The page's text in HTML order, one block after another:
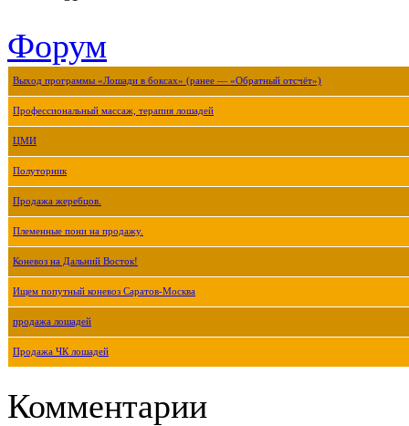
Форум
Выход программы «Лошади в боксах» (ранее — «Обратный отсчёт»)
Профессиональный массаж, терапия лошадей
ЦМИ
Полуторник
Продажа жеребцов.
Племенные пони на продажу.
Коневоз на Дальний Восток!
Ищем попутный коневоз Саратов-Москва
продажа лошадей
Продажа ЧК лошадей
Комментарии